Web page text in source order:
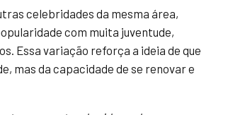
celebridades da mesma área,
com muita juventude,
Essa variação reforça a ideia de que
mas da capacidade de se renovar e